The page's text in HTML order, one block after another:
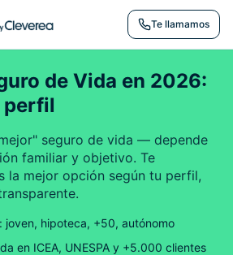
Te llamamos
de Vida en 2026:
perfil
seguro de vida — depende
familiar y objetivo. Te
la mejor opción según tu perfil,
joven, hipoteca, +50, autónomo
en ICEA, UNESPA y +5.000 clientes